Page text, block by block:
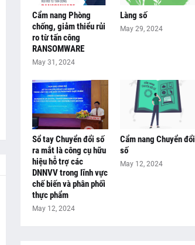
Cẩm nang Phòng
chống, giảm thiểu rủi
ro từ tấn công
RANSOMWARE
May 31, 2024
Làng số
May 29, 2024
Sổ tay Chuyển đổi số
ra mắt là công cụ hữu
hiệu hỗ trợ các
DNNVV trong lĩnh vực
chế biến và phân phối
thực phẩm
May 12, 2024
Cẩm nang Chuyển đổi
số
May 12, 2024